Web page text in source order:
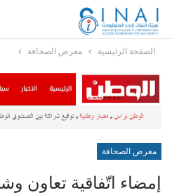
الصفحة الرئيسية معرض الصحافة
معرض الصحافة
إمضاء اتّفاقية تعاون